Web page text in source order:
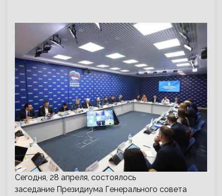
Сегодня, 28 апреля, состоялось
заседание Президиума Генерального совета